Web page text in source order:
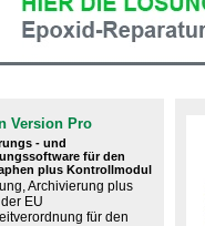
Version Pro
- und
für den
plus Kontrollmodul
Archivierung plus
EU
für den